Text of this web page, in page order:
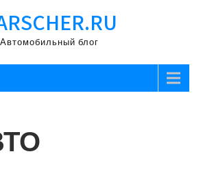
Автомобильный блог